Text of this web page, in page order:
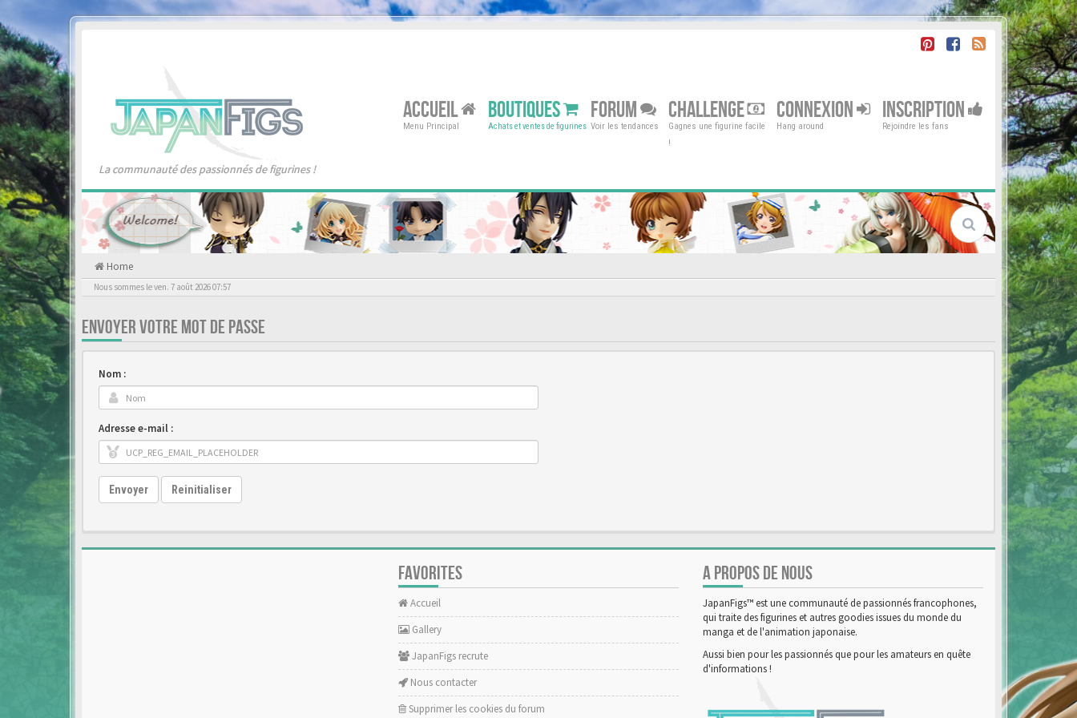
La communauté des passionnés de figurines !
ACCUEIL
Menu Principal
BOUTIQUES
Achats et ventes de figurines
FORUM
Voir les tendances
CHALLENGE
Gagnes une figurine facile
!
CONNEXION
Hang around
INSCRIPTION
Rejoindre les fans
Home
Nous sommes le ven. 7 août 2026 07:57
ENVOYER VOTRE MOT DE PASSE
Nom :
Adresse e-mail :
Envoyer Reinitialiser
FAVORITES
Accueil
Gallery
JapanFigs recrute
Nous contacter
Supprimer les cookies du forum
A PROPOS DE NOUS
JapanFigs™ est une communauté de passionnés francophones,
qui traite des figurines et autres goodies issues du monde du
manga et de l'animation japonaise.
Aussi bien pour les passionnés que pour les amateurs en quête
d'informations !